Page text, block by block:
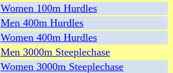
Women 100m Hurdles
Men 400m Hurdles
Women 400m Hurdles
Men 3000m Steeplechase
Women 3000m Steeplechase